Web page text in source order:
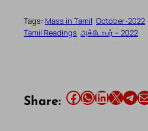
Tags: Mass in Tamil October-2022
Tamil Readings அக்டோபர் – 2022
Share: Share this article on Facebook Share this article on WhatsApp Share this article on LinkedIn Share this article on X Share this article on TelegramEmail this Article